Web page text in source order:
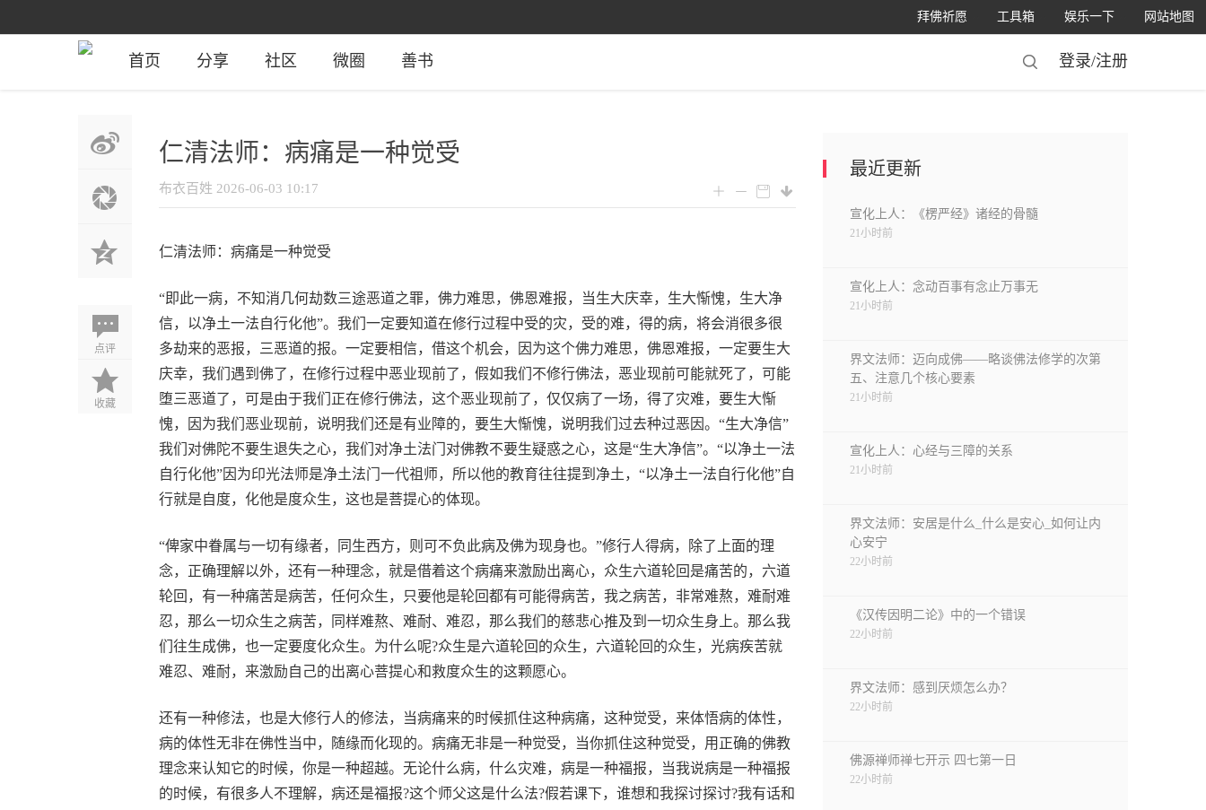
网站地图
娱乐一下
工具箱
拜佛祈愿
首页 分享 社区 微圈 善书 登录/注册
点评
收藏
仁清法师：病痛是一种觉受
布衣百姓 2026-06-03 10:17
仁清法师：病痛是一种觉受
“即此一病，不知消几何劫数三途恶道之罪，佛力难思，佛恩难报，当生大庆幸，生大惭愧，生大净
信，以净土一法自行化他”。我们一定要知道在修行过程中受的灾，受的难，得的病，将会消很多很
多劫来的恶报，三恶道的报。一定要相信，借这个机会，因为这个佛力难思，佛恩难报，一定要生大
庆幸，我们遇到佛了，在修行过程中恶业现前了，假如我们不修行佛法，恶业现前可能就死了，可能
堕三恶道了，可是由于我们正在修行佛法，这个恶业现前了，仅仅病了一场，得了灾难，要生大惭
愧，因为我们恶业现前，说明我们还是有业障的，要生大惭愧，说明我们过去种过恶因。“生大净信”
我们对佛陀不要生退失之心，我们对净土法门对佛教不要生疑惑之心，这是“生大净信”。“以净土一法
自行化他”因为印光法师是净土法门一代祖师，所以他的教育往往提到净土，“以净土一法自行化他”自
行就是自度，化他是度众生，这也是菩提心的体现。
“俾家中眷属与一切有缘者，同生西方，则可不负此病及佛为现身也。”修行人得病，除了上面的理
念，正确理解以外，还有一种理念，就是借着这个病痛来激励出离心，众生六道轮回是痛苦的，六道
轮回，有一种痛苦是病苦，任何众生，只要他是轮回都有可能得病苦，我之病苦，非常难熬，难耐难
忍，那么一切众生之病苦，同样难熬、难耐、难忍，那么我们的慈悲心推及到一切众生身上。那么我
们往生成佛，也一定要度化众生。为什么呢?众生是六道轮回的众生，六道轮回的众生，光病疾苦就
难忍、难耐，来激励自己的出离心菩提心和救度众生的这颗愿心。
还有一种修法，也是大修行人的修法，当病痛来的时候抓住这种病痛，这种觉受，来体悟病的体性，
病的体性无非在佛性当中，随缘而化现的。病痛无非是一种觉受，当你抓住这种觉受，用正确的佛教
理念来认知它的时候，你是一种超越。无论什么病，什么灾难，病是一种福报，当我说病是一种福报
的时候，有很多人不理解，病还是福报?这个师父这是什么法?假若课下，谁想和我探讨探讨?我有话和
最近更新
宣化上人：《楞严经》诸经的骨髓
21小时前
宣化上人：念动百事有念止万事无
21小时前
界文法师：迈向成佛——略谈佛法修学的次第
五、注意几个核心要素
21小时前
宣化上人：心经与三障的关系
21小时前
界文法师：安居是什么_什么是安心_如何让内
心安宁
22小时前
《汉传因明二论》中的一个错误
22小时前
界文法师：感到厌烦怎么办？
22小时前
佛源禅师禅七开示 四七第一日
22小时前